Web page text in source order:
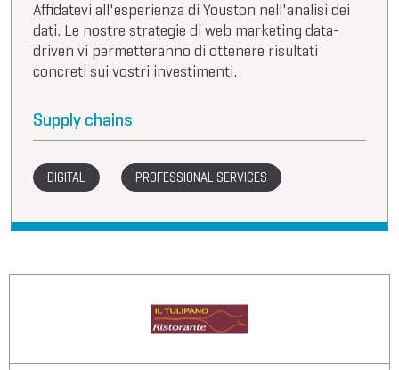
Affidatevi all'esperienza di Youston nell'analisi dei
dati. Le nostre strategie di web marketing data-
driven vi permetteranno di ottenere risultati
concreti sui vostri investimenti.
Supply chains
DIGITAL PROFESSIONAL SERVICES